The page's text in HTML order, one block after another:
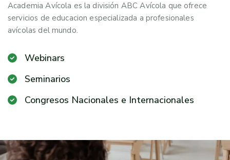
Academia Avícola es la división ABC Avícola que ofrece
servicios de educacion especializada a profesionales
avícolas del mundo.
Webinars
Seminarios
Congresos Nacionales e Internacionales